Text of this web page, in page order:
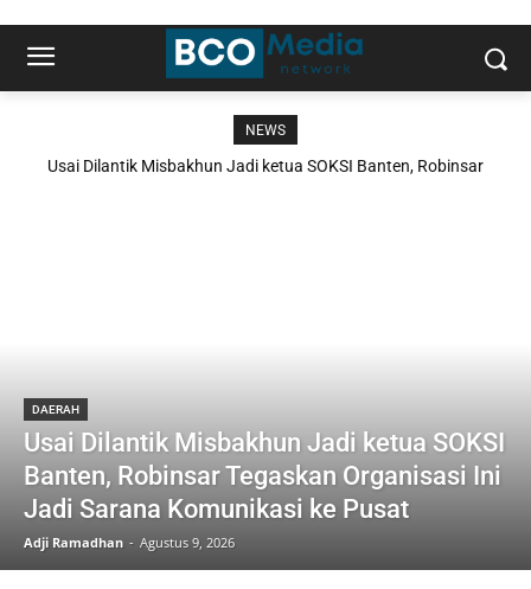
spin
dinero
reblz
lucky
star
katanaspin
slot
exo
playregal
casino
malina
casino
NEWS
Usai Dilantik Misbakhun Jadi ketua SOKSI Banten, Robinsar
DAERAH
Usai Dilantik Misbakhun Jadi ketua SOKSI
Banten, Robinsar Tegaskan Organisasi Ini
Jadi Sarana Komunikasi ke Pusat
Adji Ramadhan - Agustus 9, 2026